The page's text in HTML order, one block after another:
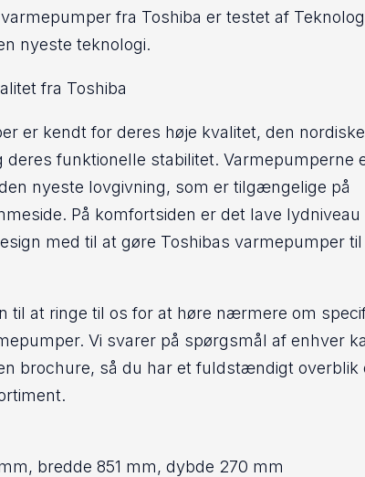
fra Toshiba er testet af
nyeste teknologi.
fra Toshiba
er kendt for deres høje kvalitet, den
deres funktionelle stabilitet. Varmepumperne
nyeste lovgivning, som er tilgængelige på
På komfortsiden er det lave
med til at gøre Toshibas varmepumper til
til at ringe til os for at høre nærmere om
Vi svarer på spørgsmål af enhver
brochure, så du har et fuldstændigt overblik
bredde 851 mm, dybde 270 mm